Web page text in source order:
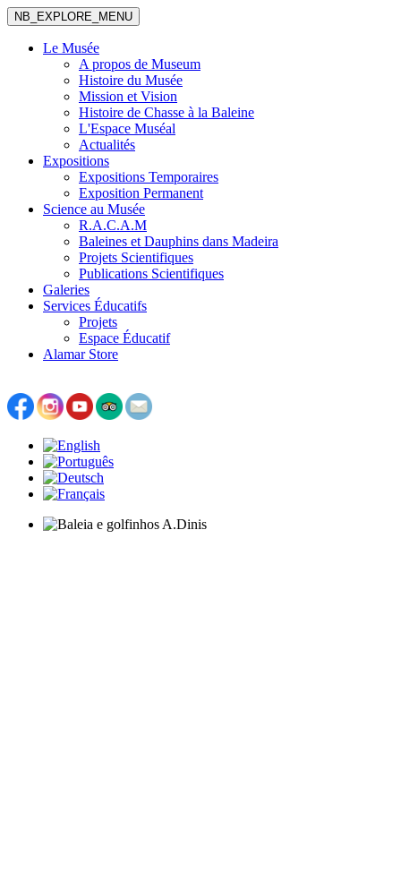
NB_EXPLORE_MENU
Le Musée
A propos de Museum
Histoire du Musée
Mission et Vision
Histoire de Chasse à la Baleine
L'Espace Muséal
Actualités
Expositions
Expositions Temporaires
Exposition Permanent
Science au Musée
R.A.C.A.M
Baleines et Dauphins dans Madeira
Projets Scientifiques
Publications Scientifiques
Galeries
Services Éducatifs
Projets
Espace Éducatif
Alamar Store